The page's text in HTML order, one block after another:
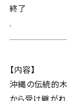
終了
.
【内容】
沖縄の伝統的木